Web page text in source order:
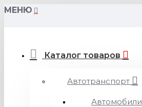
МЕНЮ
Каталог товаров
Автотранспорт
Автомобили